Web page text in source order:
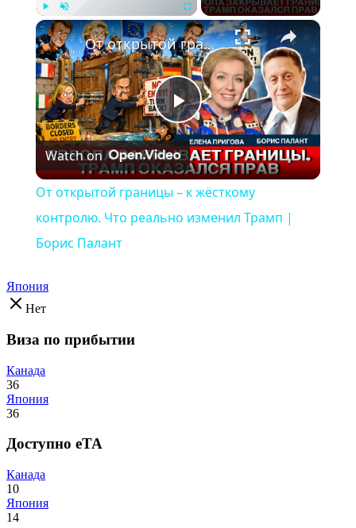
Play Unmute Fullscreen ×
Play
Video
От открытой границы – к жёсткому контролю. Что реально изменил Трамп | Борис Палант
Watch on
От открытой границы – к жёсткому
контролю. Что реально изменил Трамп |
Борис Палант
Япония
Нет
Виза по прибытии
Канада
36
Япония
36
Доступно eTA
Канада
10
Япония
14